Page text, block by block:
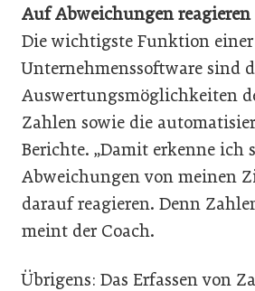
Auf Abweichungen reagieren
Die wichtigste Funktion
Unternehmenssoftware sind
Auswertungsmöglichkeiten
Zahlen sowie die
Berichte. „Damit erkenne ich
Abweichungen von meinen
darauf reagieren. Denn
meint der Coach.
Übrigens: Das Erfassen von